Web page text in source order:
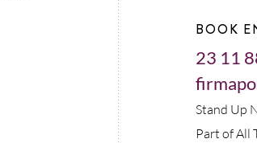
BOOK
23 11
Stand Up
Part of All